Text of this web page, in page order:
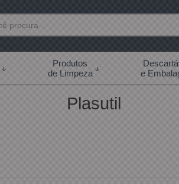
Produtos
de Limpeza
e
Plasutil